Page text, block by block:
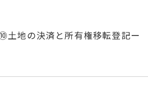
土地の決済と所有権移転登記ー